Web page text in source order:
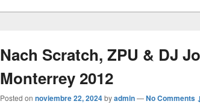
Nach Scratch, ZPU & DJ
Monterrey 2012
Posted on noviembre 22, 2024byadmin—No Comments